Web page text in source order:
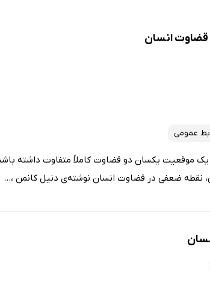
انسان
عمومی
موقعیت یکسان دو قضاوت کاملاً متفاوت داشته
نقطه ضعفی در قضاوت انسان نوشته‌ی دنیل کانمن ،...